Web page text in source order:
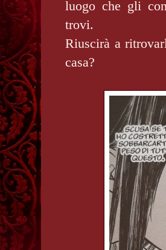
luogo che gli
trovi.
Riuscirà a
casa?